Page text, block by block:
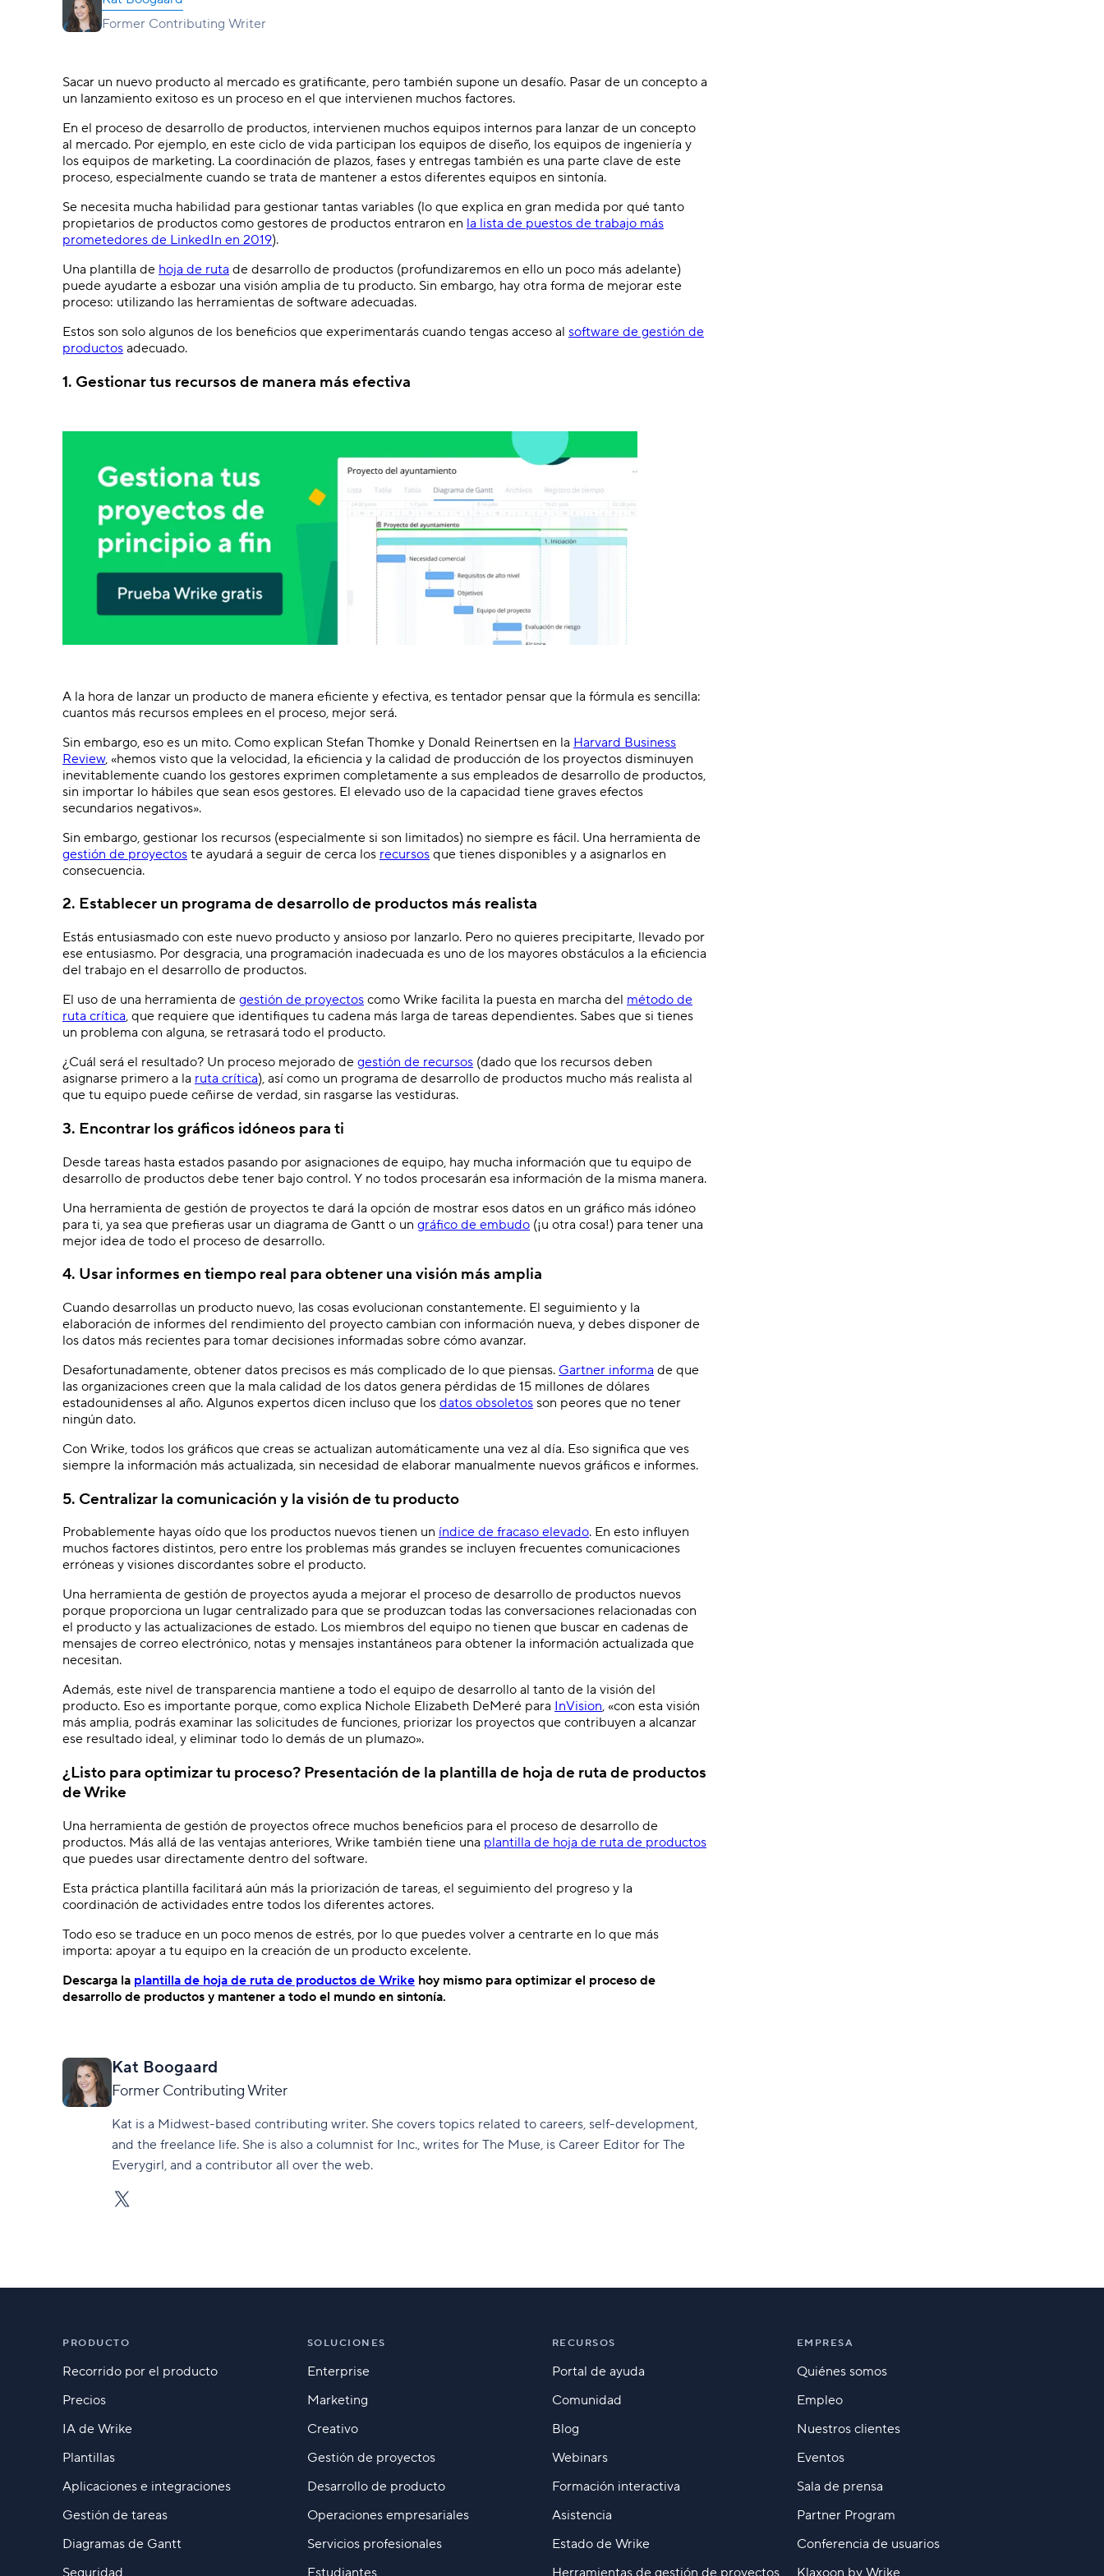
autónoma.
instante.
Acaba con las tareas manuales usando
herramientas inteligentes.
Estandariza el trabajo con configuraciones
predefinidas.
Former Contributing Writer
Sacar un nuevo producto al mercado es gratificante, pero también supone un desafío. Pasar de un concepto a
un lanzamiento exitoso es un proceso en el que intervienen muchos factores.
En el proceso de desarrollo de productos, intervienen muchos equipos internos para lanzar de un concepto
al mercado. Por ejemplo, en este ciclo de vida participan los equipos de diseño, los equipos de ingeniería y
los equipos de marketing. La coordinación de plazos, fases y entregas también es una parte clave de este
proceso, especialmente cuando se trata de mantener a estos diferentes equipos en sintonía.
Se necesita mucha habilidad para gestionar tantas variables (lo que explica en gran medida por qué tanto
propietarios de productos como gestores de productos entraron en la lista de puestos de trabajo más
prometedores de LinkedIn en 2019).
Una plantilla de hoja de ruta de desarrollo de productos (profundizaremos en ello un poco más adelante)
puede ayudarte a esbozar una visión amplia de tu producto. Sin embargo, hay otra forma de mejorar este
proceso: utilizando las herramientas de software adecuadas.
Estos son solo algunos de los beneficios que experimentarás cuando tengas acceso al software de gestión de
productos adecuado.
1. Gestionar tus recursos de manera más efectiva
A la hora de lanzar un producto de manera eficiente y efectiva, es tentador pensar que la fórmula es sencilla:
cuantos más recursos emplees en el proceso, mejor será.
Sin embargo, eso es un mito. Como explican Stefan Thomke y Donald Reinertsen en la Harvard Business
Review, «hemos visto que la velocidad, la eficiencia y la calidad de producción de los proyectos disminuyen
inevitablemente cuando los gestores exprimen completamente a sus empleados de desarrollo de productos,
sin importar lo hábiles que sean esos gestores. El elevado uso de la capacidad tiene graves efectos
secundarios negativos».
Sin embargo, gestionar los recursos (especialmente si son limitados) no siempre es fácil. Una herramienta de
gestión de proyectos te ayudará a seguir de cerca los recursos que tienes disponibles y a asignarlos en
consecuencia.
2. Establecer un programa de desarrollo de productos más realista
Estás entusiasmado con este nuevo producto y ansioso por lanzarlo. Pero no quieres precipitarte, llevado por
ese entusiasmo. Por desgracia, una programación inadecuada es uno de los mayores obstáculos a la eficiencia
del trabajo en el desarrollo de productos.
El uso de una herramienta de gestión de proyectos como Wrike facilita la puesta en marcha del método de
ruta crítica, que requiere que identifiques tu cadena más larga de tareas dependientes. Sabes que si tienes
un problema con alguna, se retrasará todo el producto.
¿Cuál será el resultado? Un proceso mejorado de gestión de recursos (dado que los recursos deben
asignarse primero a la ruta crítica), así como un programa de desarrollo de productos mucho más realista al
que tu equipo puede ceñirse de verdad, sin rasgarse las vestiduras.
3. Encontrar los gráficos idóneos para ti
Desde tareas hasta estados pasando por asignaciones de equipo, hay mucha información que tu equipo de
desarrollo de productos debe tener bajo control. Y no todos procesarán esa información de la misma manera.
Una herramienta de gestión de proyectos te dará la opción de mostrar esos datos en un gráfico más idóneo
para ti, ya sea que prefieras usar un diagrama de Gantt o un gráfico de embudo (¡u otra cosa!) para tener una
mejor idea de todo el proceso de desarrollo.
4. Usar informes en tiempo real para obtener una visión más amplia
Cuando desarrollas un producto nuevo, las cosas evolucionan constantemente. El seguimiento y la
elaboración de informes del rendimiento del proyecto cambian con información nueva, y debes disponer de
los datos más recientes para tomar decisiones informadas sobre cómo avanzar.
Desafortunadamente, obtener datos precisos es más complicado de lo que piensas. Gartner informa de que
las organizaciones creen que la mala calidad de los datos genera pérdidas de 15 millones de dólares
estadounidenses al año. Algunos expertos dicen incluso que los datos obsoletos son peores que no tener
ningún dato.
Con Wrike, todos los gráficos que creas se actualizan automáticamente una vez al día. Eso significa que ves
siempre la información más actualizada, sin necesidad de elaborar manualmente nuevos gráficos e informes.
5. Centralizar la comunicación y la visión de tu producto
Probablemente hayas oído que los productos nuevos tienen un índice de fracaso elevado. En esto influyen
muchos factores distintos, pero entre los problemas más grandes se incluyen frecuentes comunicaciones
erróneas y visiones discordantes sobre el producto.
Una herramienta de gestión de proyectos ayuda a mejorar el proceso de desarrollo de productos nuevos
porque proporciona un lugar centralizado para que se produzcan todas las conversaciones relacionadas con
el producto y las actualizaciones de estado. Los miembros del equipo no tienen que buscar en cadenas de
mensajes de correo electrónico, notas y mensajes instantáneos para obtener la información actualizada que
necesitan.
Además, este nivel de transparencia mantiene a todo el equipo de desarrollo al tanto de la visión del
producto. Eso es importante porque, como explica Nichole Elizabeth DeMeré para InVision, «con esta visión
más amplia, podrás examinar las solicitudes de funciones, priorizar los proyectos que contribuyen a alcanzar
ese resultado ideal, y eliminar todo lo demás de un plumazo».
¿Listo para optimizar tu proceso? Presentación de la plantilla de hoja de ruta de productos
de Wrike
Una herramienta de gestión de proyectos ofrece muchos beneficios para el proceso de desarrollo de
productos. Más allá de las ventajas anteriores, Wrike también tiene una plantilla de hoja de ruta de productos
que puedes usar directamente dentro del software.
Esta práctica plantilla facilitará aún más la priorización de tareas, el seguimiento del progreso y la
coordinación de actividades entre todos los diferentes actores.
Todo eso se traduce en un poco menos de estrés, por lo que puedes volver a centrarte en lo que más
importa: apoyar a tu equipo en la creación de un producto excelente.
Descarga la plantilla de hoja de ruta de productos de Wrike hoy mismo para optimizar el proceso de
desarrollo de productos y mantener a todo el mundo en sintonía.
Kat Boogaard
Former Contributing Writer
Kat is a Midwest-based contributing writer. She covers topics related to careers, self-development,
and the freelance life. She is also a columnist for Inc., writes for The Muse, is Career Editor for The
Everygirl, and a contributor all over the web.
PRODUCTO
Recorrido por el producto
Precios
IA de Wrike
Plantillas
Aplicaciones e integraciones
Gestión de tareas
Diagramas de Gantt
Seguridad
SOLUCIONES
Enterprise
Marketing
Creativo
Gestión de proyectos
Desarrollo de producto
Operaciones empresariales
Servicios profesionales
Estudiantes
RECURSOS
Portal de ayuda
Comunidad
Blog
Webinars
Formación interactiva
Asistencia
Estado de Wrike
Herramientas de gestión de proyectos
EMPRESA
Quiénes somos
Empleo
Nuestros clientes
Eventos
Sala de prensa
Partner Program
Conferencia de usuarios
Klaxoon by Wrike